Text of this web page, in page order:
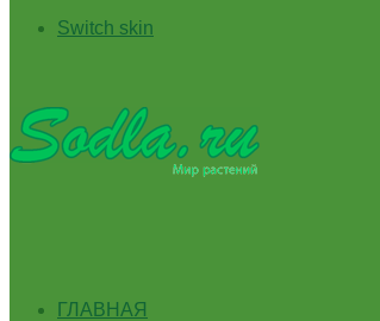
Switch skin
ГЛАВНАЯ